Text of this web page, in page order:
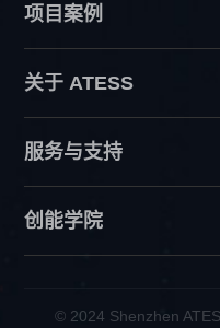
项目案例
关于 ATESS
服务与支持
创能学院
© 2024 Shenzhen